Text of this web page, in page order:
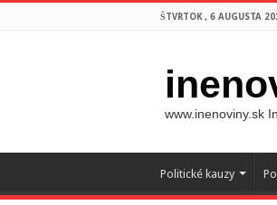
ŠTVRTOK , 6 AUGUSTA
www.inenoviny.sk
Politické kauzy